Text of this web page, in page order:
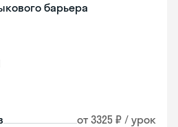
барьера
от 3325 ₽ / урок